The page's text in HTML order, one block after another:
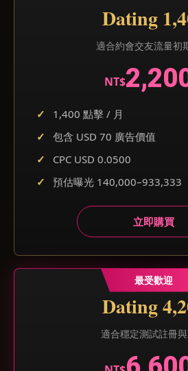
Dating
適合約會交友流量初
NT$
1,400 點擊 / 月
包含 USD 70 廣告價值
CPC USD 0.0500
預估曝光 140,000–933,333
立即購買
最受歡迎
Dating
適合穩定測試註冊